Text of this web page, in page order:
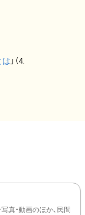
は 」（4.
真・動画のほか、民間